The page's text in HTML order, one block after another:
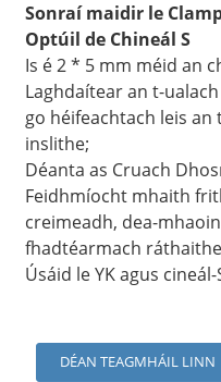
Sonraí maidir le
Optúil de Chineál S
Is é 2 * 5 mm méid an
Laghdaítear an t-
go héifeachtach leis
inslithe;
Déanta as Cruach
Feidhmíocht mhaith
creimeadh, dea-
fhadtéarmach
Úsáid le YK agus cineál-
DÉAN TEAGMHÁIL LINN